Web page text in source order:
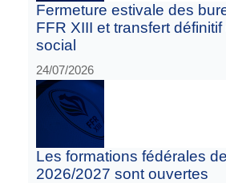
Fermeture estivale des
FFR XIII et transfert
social
24/07/2026
Les formations fédérales
2026/2027 sont ouvertes